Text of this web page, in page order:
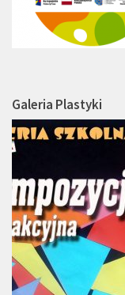
Galeria Plastyki